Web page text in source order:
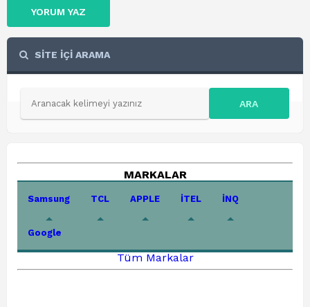
YORUM YAZ
SİTE İÇİ ARAMA
ARA
MARKALAR
Samsung TCL APPLE İTEL İNQ
Google
Tüm Markalar